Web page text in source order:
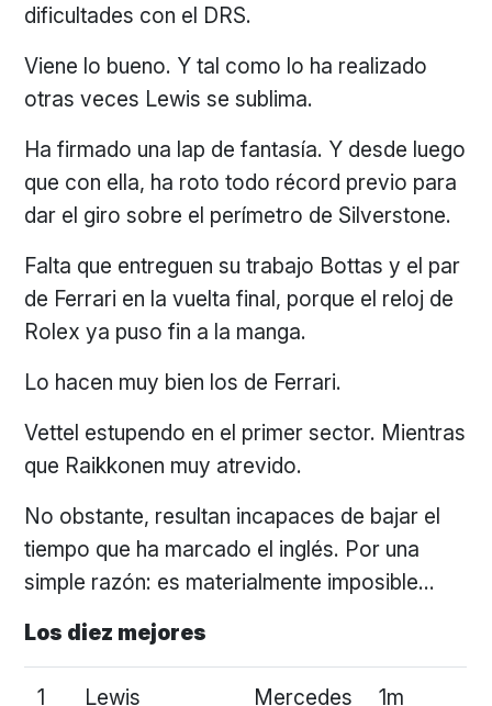
dificultades con el DRS.
Viene lo bueno. Y tal como lo ha realizado
otras veces Lewis se sublima.
Ha firmado una lap de fantasía. Y desde luego
que con ella, ha roto todo récord previo para
dar el giro sobre el perímetro de Silverstone.
Falta que entreguen su trabajo Bottas y el par
de Ferrari en la vuelta final, porque el reloj de
Rolex ya puso fin a la manga.
Lo hacen muy bien los de Ferrari.
Vettel estupendo en el primer sector. Mientras
que Raikkonen muy atrevido.
No obstante, resultan incapaces de bajar el
tiempo que ha marcado el inglés. Por una
simple razón: es materialmente imposible…
Los diez mejores
1 Lewis Mercedes 1m